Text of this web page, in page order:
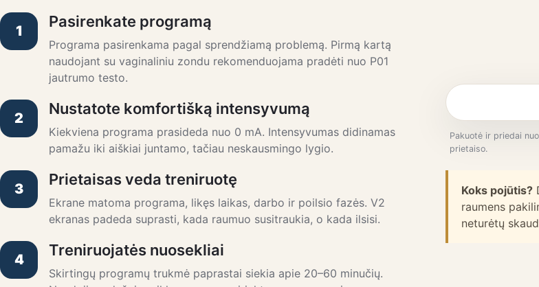
1
Pasirenkate programą
Programa pasirenkama pagal sprendžiamą problemą. Pirmą kartą
naudojant su vaginaliniu zondu rekomenduojama pradėti nuo P01
jautrumo testo.
2
Nustatote komfortišką intensyvumą
Kiekviena programa prasideda nuo 0 mA. Intensyvumas didinamas
pamažu iki aiškiai juntamo, tačiau neskausmingo lygio.
3
Prietaisas veda treniruotę
Ekrane matoma programa, likęs laikas, darbo ir poilsio fazės. V2
ekranas padeda suprasti, kada raumuo susitraukia, o kada ilsisi.
4
Treniruojatės nuosekliai
Skirtingų programų trukmė paprastai siekia apie 20–60 minučių.
Pakuotė ir priedai
prietaiso.
Koks pojūtis?
raumens
neturėtų